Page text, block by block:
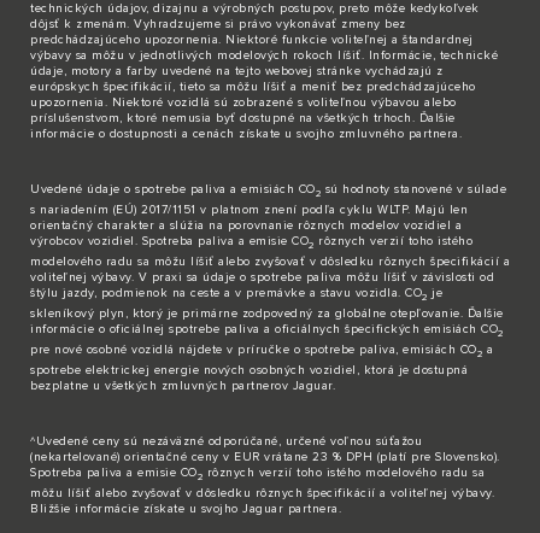
technických údajov, dizajnu a výrobných postupov, preto môže kedykoľvek
dôjsť k zmenám. Vyhradzujeme si právo vykonávať zmeny bez
predchádzajúceho upozornenia. Niektoré funkcie voliteľnej a štandardnej
výbavy sa môžu v jednotlivých modelových rokoch líšiť. Informácie, technické
údaje, motory a farby uvedené na tejto webovej stránke vychádzajú z
európskych špecifikácií, tieto sa môžu líšiť a meniť bez predchádzajúceho
upozornenia. Niektoré vozidlá sú zobrazené s voliteľnou výbavou alebo
príslušenstvom, ktoré nemusia byť dostupné na všetkých trhoch. Ďalšie
informácie o dostupnosti a cenách získate u svojho zmluvného partnera.
Uvedené údaje o spotrebe paliva a emisiách CO2 sú hodnoty stanovené v súlade
s nariadením (EÚ) 2017/1151 v platnom znení podľa cyklu WLTP. Majú len
orientačný charakter a slúžia na porovnanie rôznych modelov vozidiel a
výrobcov vozidiel. Spotreba paliva a emisie CO2
rôznych verzií toho istého
modelového radu sa môžu líšiť alebo zvyšovať v dôsledku rôznych špecifikácií a
voliteľnej výbavy. V praxi sa údaje o spotrebe paliva môžu líšiť v závislosti od
štýlu jazdy, podmienok na ceste a v premávke a stavu vozidla. CO2 je
skleníkový plyn, ktorý je primárne zodpovedný za globálne otepľovanie. Ďalšie
informácie o oficiálnej spotrebe paliva a oficiálnych špecifických emisiách CO2
pre nové osobné vozidlá nájdete v príručke o spotrebe paliva, emisiách CO2 a
spotrebe elektrickej energie nových osobných vozidiel, ktorá je dostupná
bezplatne u všetkých zmluvných partnerov Jaguar.
^Uvedené ceny sú nezáväzné odporúčané, určené voľnou súťažou
(nekartelované) orientačné ceny v EUR vrátane 23 % DPH (platí pre Slovensko).
Spotreba paliva a emisie CO2
rôznych verzií toho istého modelového radu sa
môžu líšiť alebo zvyšovať v dôsledku rôznych špecifikácií a voliteľnej výbavy.
Bližšie informácie získate u svojho Jaguar partnera.